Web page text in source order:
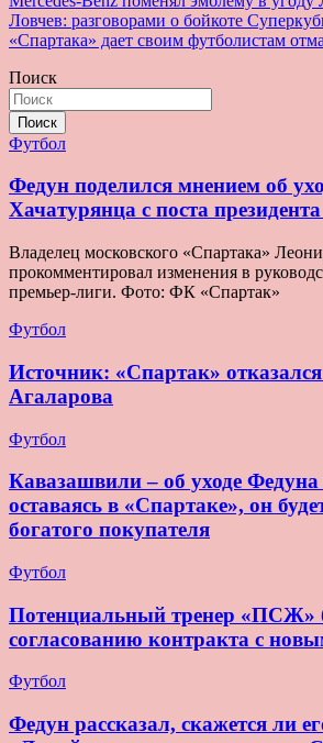
по
Ловчев: разговорами о бойкоте
«Спартака» дает своим футболистам
Поиск
Поиск
Футбол
Федун поделился мнением об
Хачатурянца с поста
Владелец московского «Спартака»
прокомментировал изменения в
премьер-лиги. Фото: ФК «Спартак»
Футбол
Источник: «Спартак»
Агаларова
Футбол
Кавазашвили – об уходе
оставаясь в «Спартаке», он
богатого покупателя
Футбол
Потенциальный тренер «ПСЖ»
согласованию контракта с
Футбол
Федун рассказал, скажется ли